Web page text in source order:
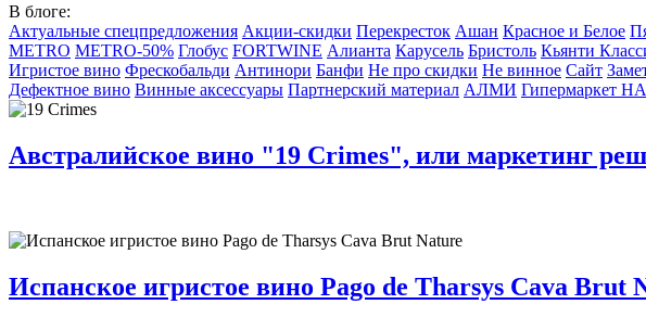
В блоге:
Актуальные спецпредложения Акции-скидки Перекресток Ашан Красное и Белое
METRO METRO-50% Глобус FORTWINE Алианта Карусель Бристоль Кьянти
Игристое вино Фрескобальди Антинори Банфи Не про скидки Не винное Сайт
Дефектное вино Винные аксессуары Партнерский материал АЛМИ Гипермаркет
Австралийское вино "19 Crimes", или маркетинг
Испанское игристое вино Pago de Tharsys Cava Brut